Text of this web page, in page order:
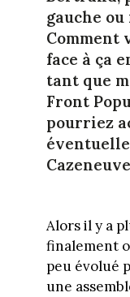
gauche
Comment
face à ça
tant que
Front
pourriez
Alors il y a
finalement
peu évolué
une